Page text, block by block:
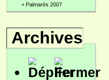
+ Palmarès 2007
Archives